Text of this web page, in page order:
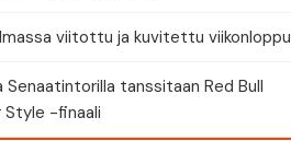
viitottu ja kuvitettu viikonloppu
Senaatintorilla tanssitaan Red Bull
Style -finaali